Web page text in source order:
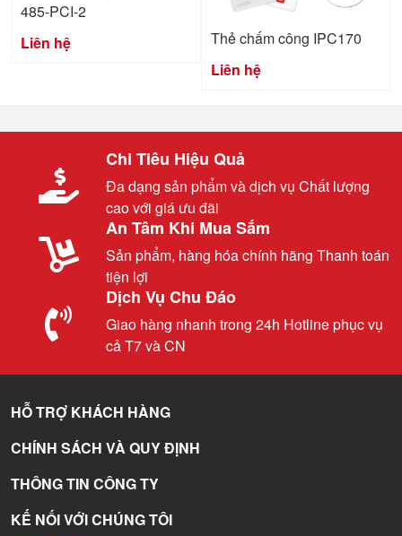
485-PCI-2
Liên hệ
Thẻ chấm công IPC170
Liên hệ
Chi Tiêu Hiệu Quả
Đa dạng sản phẩm và dịch vụ Chất lượng
cao với giá ưu đãi
An Tâm Khi Mua Sắm
Sản phẩm, hàng hóa chính hãng Thanh toán
tiện lợi
Dịch Vụ Chu Đáo
Giao hàng nhanh trong 24h Hotline phục vụ
cả T7 và CN
HỖ TRỢ KHÁCH HÀNG
CHÍNH SÁCH VÀ QUY ĐỊNH
THÔNG TIN CÔNG TY
KẾ NỐI VỚI CHÚNG TÔI